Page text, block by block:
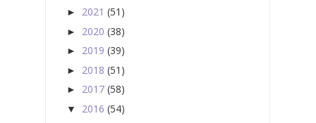
► 2021 (51)
► 2020 (38)
► 2019 (39)
► 2018 (51)
► 2017 (58)
▼ 2016 (54)